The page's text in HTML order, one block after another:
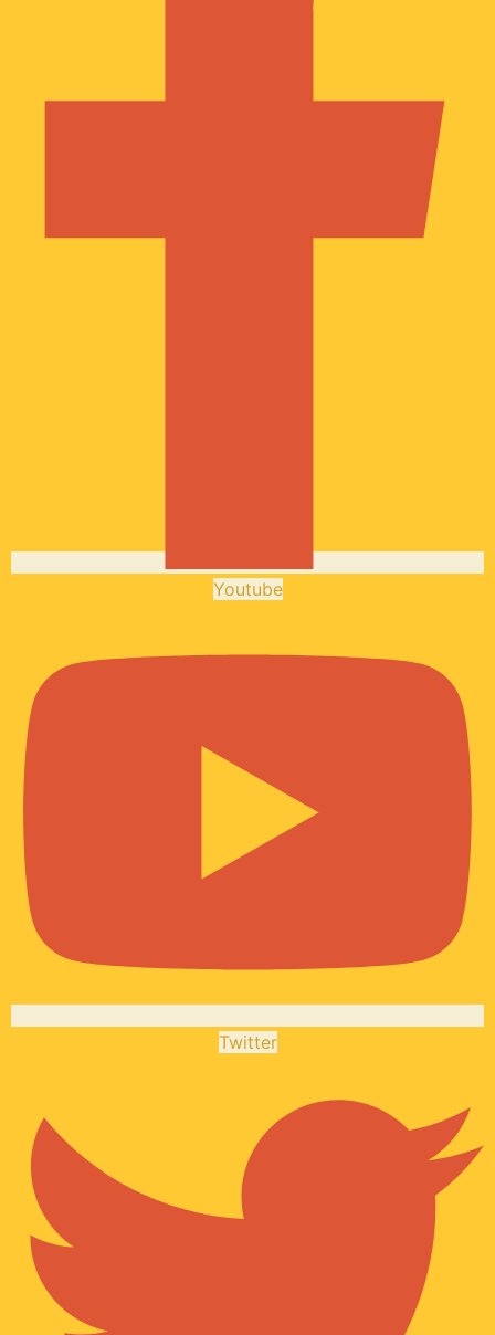
Youtube
Twitter